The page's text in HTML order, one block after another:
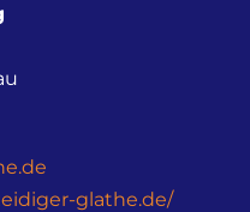
glathe.de/